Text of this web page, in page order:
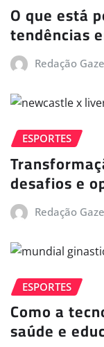
O que está
tendências
Redação
ESPORTES
desafios e
Redação
ESPORTES
Como a
saúde e